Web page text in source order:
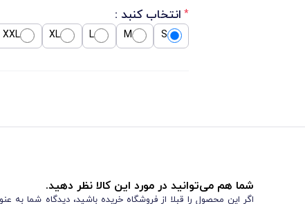
* انتخاب کنبد :
S
M
L
XL
XXL
شما هم می‌توانید در مورد این کالا نظر دهید.
اگر این محصول را قبلا از فروشگاه خریده باشید، دیدگاه شما